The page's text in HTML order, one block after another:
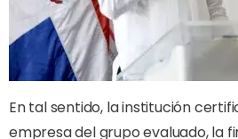
En tal sentido, la institución
empresa del grupo evaluado, la